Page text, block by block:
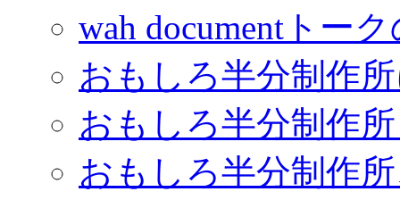
wah documentトー
おもしろ半分制作
おもしろ半分制作
おもしろ半分制作